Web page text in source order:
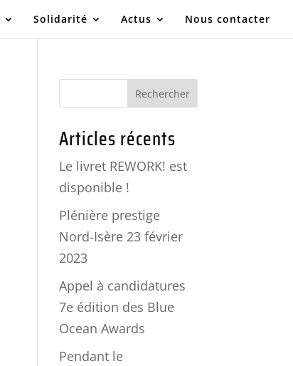
Solidarité Actus Nous contacter
Articles récents
Le livret REWORK! est
disponible !
Plénière prestige
Nord-Isère 23 février
2023
Appel à candidatures
7e édition des Blue
Ocean Awards
Pendant le